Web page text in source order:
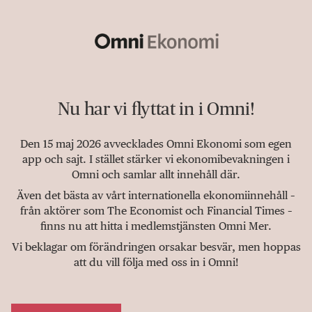
Nu har vi flyttat in i Omni!
Den 15 maj 2026 avvecklades Omni Ekonomi som egen
app och sajt. I stället stärker vi ekonomibevakningen i
Omni och samlar allt innehåll där.
Även det bästa av vårt internationella ekonomiinnehåll –
från aktörer som The Economist och Financial Times –
finns nu att hitta i medlemstjänsten Omni Mer.
Vi beklagar om förändringen orsakar besvär, men hoppas
att du vill följa med oss in i Omni!